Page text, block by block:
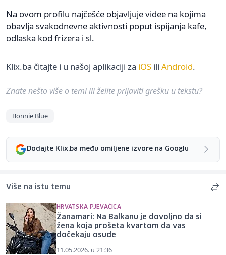
Na ovom profilu najčešće objavljuje videe na kojima
obavlja svakodnevne aktivnosti poput ispijanja kafe,
odlaska kod frizera i sl.
Klix.ba čitajte i u našoj aplikaciji za iOS ili Android.
Znate nešto više o temi ili želite prijaviti grešku u tekstu?
Bonnie Blue
Dodajte Klix.ba među omiljene izvore na Googlu
Više na istu temu
HRVATSKA PJEVAČICA
Žanamari: Na Balkanu je dovoljno da si
žena koja prošeta kvartom da vas
dočekaju osude
11.05.2026. u 21:36